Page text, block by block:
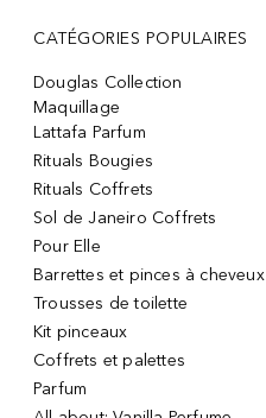
CATÉGORIES POPULAIRES
Douglas Collection
Maquillage
Lattafa Parfum
Rituals Bougies
Rituals Coffrets
Sol de Janeiro Coffrets
Pour Elle
Barrettes et pinces à cheveux
Trousses de toilette
Kit pinceaux
Coffrets et palettes
Parfum